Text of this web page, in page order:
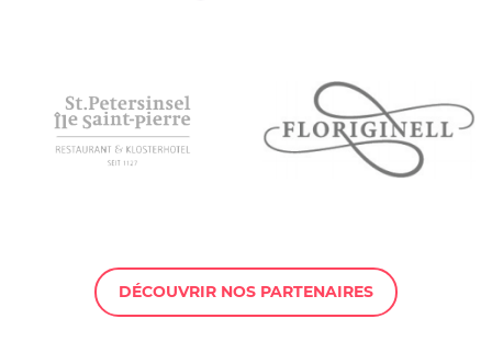
DÉCOUVRIR NOS PARTENAIRES